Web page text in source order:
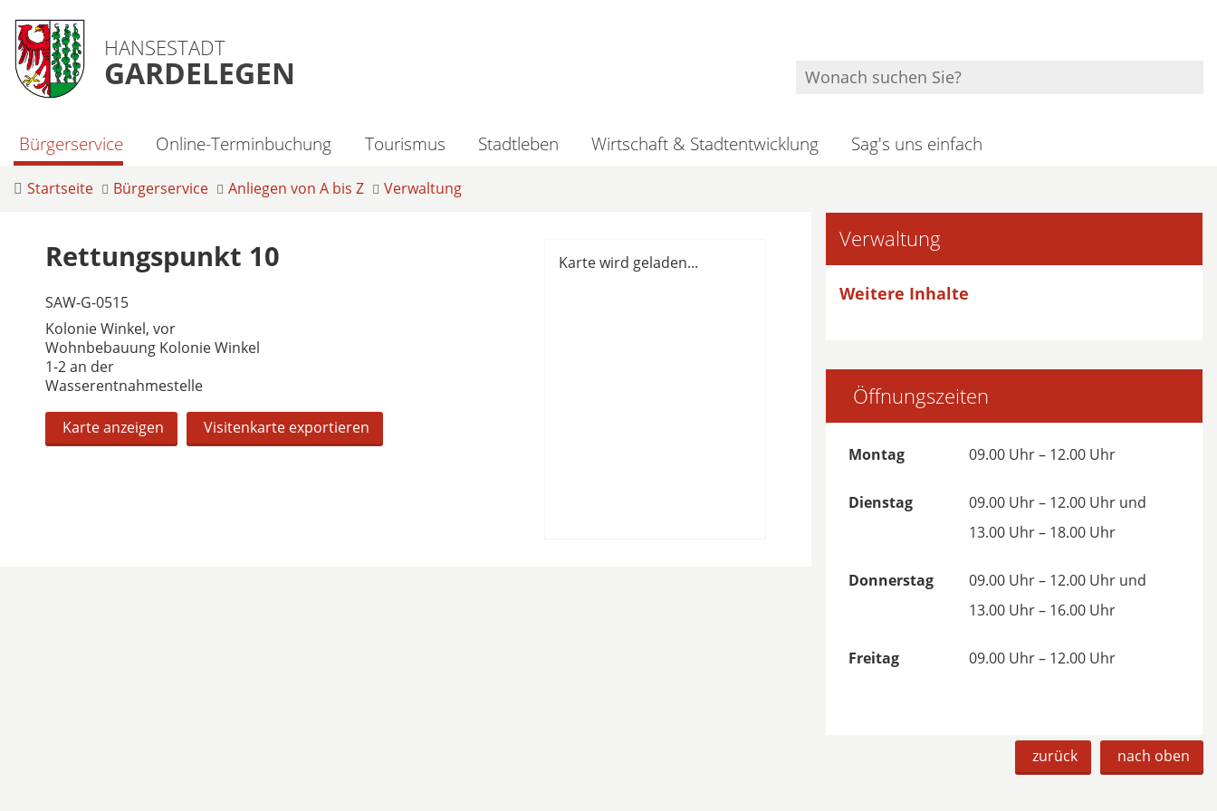
HANSESTADT
GARDELEGEN
Bürgerservice Online-Terminbuchung Tourismus Stadtleben Wirtschaft & Stadtentwicklung Sag's uns einfach
Startseite Bürgerservice Anliegen von A bis Z Verwaltung
Rettungspunkt 10
SAW-G-0515
Kolonie Winkel, vor
Wohnbebauung Kolonie Winkel
1-2 an der
Wasserentnahmestelle
Karte anzeigen Visitenkarte exportieren
Karte wird geladen...
Verwaltung
Weitere Inhalte
Öffnungszeiten
Montag 09.00 Uhr – 12.00 Uhr
Dienstag
09.00 Uhr – 12.00 Uhr und
13.00 Uhr – 18.00 Uhr
Donnerstag
09.00 Uhr – 12.00 Uhr und
13.00 Uhr – 16.00 Uhr
Freitag 09.00 Uhr – 12.00 Uhr
zurück nach oben